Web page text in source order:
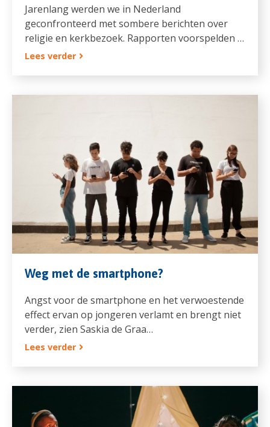
Jarenlang werden we in Nederland
geconfronteerd met sombere berichten over
religie en kerkbezoek. Rapporten voorspelden …
Lees verder
Weg met de smartphone?
Angst voor de smartphone en het verwoestende
effect ervan op jongeren verlamt en brengt niet
verder, zien Saskia de Graa…
Lees verder